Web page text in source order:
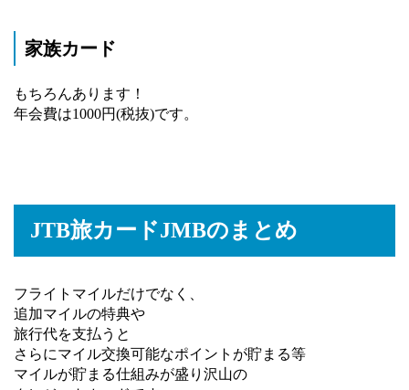
家族カード
もちろんあります！
年会費は1000円(税抜)です。
JTB旅カードJMBのまとめ
フライトマイルだけでなく、
追加マイルの特典や
旅行代を支払うと
さらにマイル交換可能なポイントが貯まる等
マイルが貯まる仕組みが盛り沢山の